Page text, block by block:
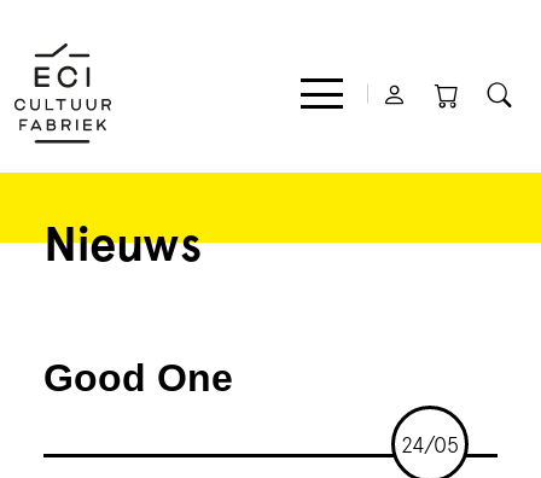
Film
Theater
Nieuws
Good One
24/05